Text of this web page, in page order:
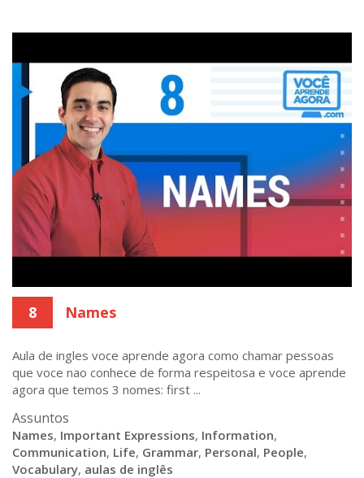
8 Names
Aula de ingles voce aprende agora como chamar pessoas
que voce nao conhece de forma respeitosa e voce aprende
agora que temos 3 nomes: first ...
Assuntos
Names, Important Expressions, Information,
Communication, Life, Grammar, Personal, People,
Vocabulary, aulas de inglês